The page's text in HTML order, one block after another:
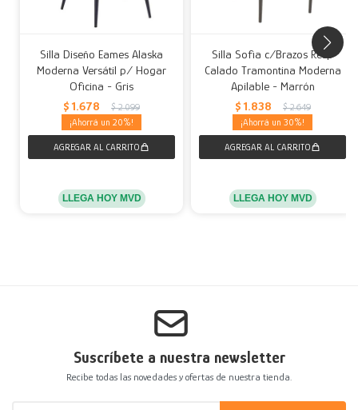
Silla Diseño Eames Alaska
Moderna Versátil p/ Hogar
Oficina - Gris
$ 1.678 $ 2.099
20
LLEGA HOY MVD
Silla Sofia c/Brazos Resp
Calado Tramontina Moderna
Apilable - Marrón
$ 1.838 $ 2.649
30
LLEGA HOY MVD
Suscríbete a nuestra newsletter
Recibe todas las novedades y ofertas de nuestra tienda.